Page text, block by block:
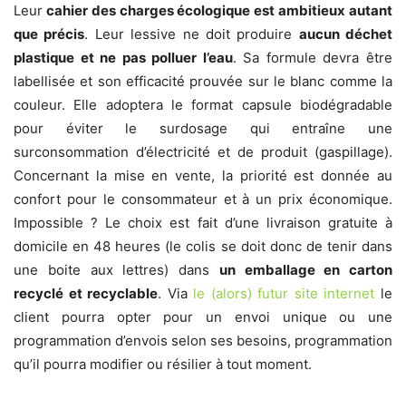
Leur cahier des charges écologique est ambitieux autant
que précis. Leur lessive ne doit produire aucun déchet
plastique et ne pas polluer l’eau. Sa formule devra être
labellisée et son efficacité prouvée sur le blanc comme la
couleur. Elle adoptera le format capsule biodégradable
pour éviter le surdosage qui entraîne une
surconsommation d’électricité et de produit (gaspillage).
Concernant la mise en vente, la priorité est donnée au
confort pour le consommateur et à un prix économique.
Impossible ? Le choix est fait d’une livraison gratuite à
domicile en 48 heures (le colis se doit donc de tenir dans
une boite aux lettres) dans un emballage en carton
recyclé et recyclable. Via le (alors) futur site internet le
client pourra opter pour un envoi unique ou une
programmation d’envois selon ses besoins, programmation
qu’il pourra modifier ou résilier à tout moment.